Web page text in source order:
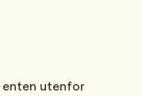
enten utenfor